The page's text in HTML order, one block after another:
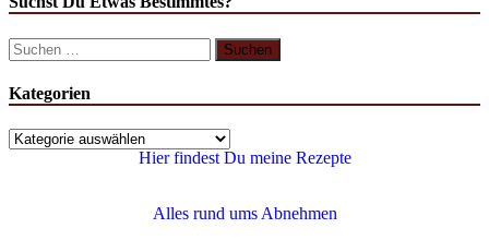
Kategorien
Hier findest Du meine Rezepte
Alles rund ums Abnehmen